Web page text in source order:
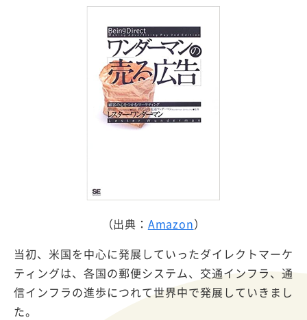
（出典： Amazon）
当初、米国を中心に発展していったダイレクトマーケ
ティングは、各国の郵便システム、交通インフラ、通
信インフラの進歩につれて世界中で発展していきまし
た。